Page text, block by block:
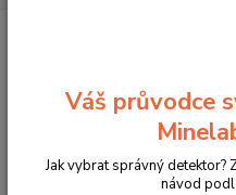
3D terč, daněk,
Váš průvodce
Jak vybrat správný detektor?
návod